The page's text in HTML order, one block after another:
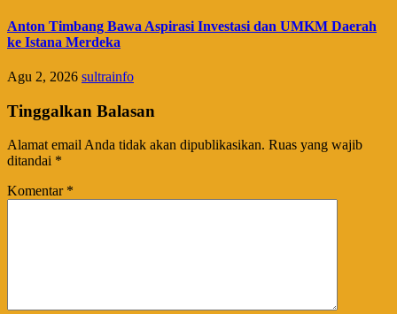
Anton Timbang Bawa Aspirasi Investasi dan UMKM Daerah
ke Istana Merdeka
Agu 2, 2026 sultrainfo
Tinggalkan Balasan
Alamat email Anda tidak akan dipublikasikan. Ruas yang wajib
ditandai *
Komentar *